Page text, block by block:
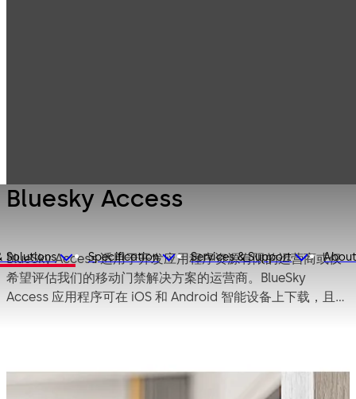
Solutions Specification Services & Support
Bluesky Access
BlueSky Access 适用于开发应用程序资源有限的运营商或仅
希望评估我们的移动门禁解决方案的运营商。BlueSky
Access 应用程序可在 iOS 和 Android 智能设备上下载，且可